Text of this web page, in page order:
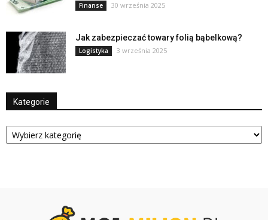
Finanse 30 września 2025
Jak zabezpieczać towary folią bąbelkową?
Logistyka 3 września 2025
Kategorie
Kategorie